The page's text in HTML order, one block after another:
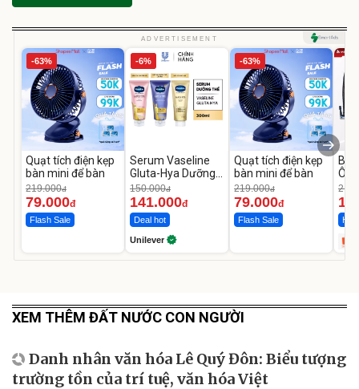
ADVERTISEMENT
-63%
Quạt tích điện kẹp
bàn mini để bàn
219.000đ
79.000đ
Flash Sale
-6%
Serum Vaseline
Gluta-Hya Dưỡng
Da Sáng Mịn Sau 7
Ngày
150.000đ
141.000đ
Deal hot
Unilever
-63%
Quạt tích điện kẹp
bàn mini để bàn
219.000đ
79.000đ
Flash Sale
Ô
Hot
XEM THÊM ĐẤT NƯỚC CON NGƯỜI
Danh nhân văn hóa Lê Quý Đôn: Biểu tượng
trường tồn của trí tuệ, văn hóa Việt